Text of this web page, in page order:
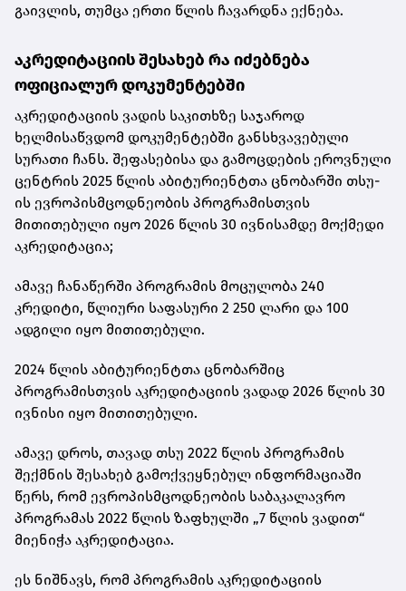
გაივლის, თუმცა ერთი წლის ჩავარდნა ექნება.
აკრედიტაციის შესახებ რა იძებნება
ოფიციალურ დოკუმენტებში
აკრედიტაციის ვადის საკითხზე საჯაროდ
ხელმისაწვდომ დოკუმენტებში განსხვავებული
სურათი ჩანს. შეფასებისა და გამოცდების ეროვნული
ცენტრის 2025 წლის აბიტურიენტთა ცნობარში თსუ-
ის ევროპისმცოდნეობის პროგრამისთვის
მითითებული იყო 2026 წლის 30 ივნისამდე მოქმედი
აკრედიტაცია;
ამავე ჩანაწერში პროგრამის მოცულობა 240
კრედიტი, წლიური საფასური 2 250 ლარი და 100
ადგილი იყო მითითებული.
2024 წლის აბიტურიენტთა ცნობარშიც
პროგრამისთვის აკრედიტაციის ვადად 2026 წლის 30
ივნისი იყო მითითებული.
ამავე დროს, თავად თსუ 2022 წლის პროგრამის
შექმნის შესახებ გამოქვეყნებულ ინფორმაციაში
წერს, რომ ევროპისმცოდნეობის საბაკალავრო
პროგრამას 2022 წლის ზაფხულში „7 წლის ვადით“
მიენიჭა აკრედიტაცია.
ეს ნიშნავს, რომ პროგრამის აკრედიტაციის